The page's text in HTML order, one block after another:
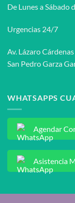
De Lunes a Sábado
Urgencias 24/7
Av. Lázaro
San Pedro Garza
WHATSAPPS
Agendar
Asistencia